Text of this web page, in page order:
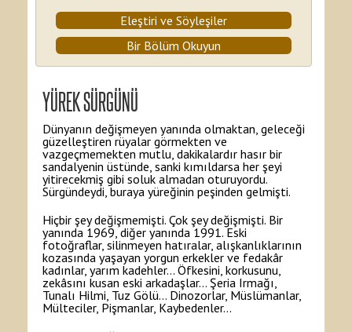
Eleştiri ve Söyleşiler
Bir Bölüm Okuyun
YÜREK SÜRGÜNÜ
Dünyanın değişmeyen yanında olmaktan, geleceği
güzelleştiren rüyalar görmekten ve
vazgeçmemekten mutlu, dakikalardır hasır bir
sandalyenin üstünde, sanki kımıldarsa her şeyi
yitirecekmiş gibi soluk almadan oturuyordu.
Sürgündeydi, buraya yüreğinin peşinden gelmişti.
Hiçbir şey değişmemişti. Çok şey değişmişti. Bir
yanında 1969, diğer yanında 1991. Eski
fotoğraflar, silinmeyen hatıralar, alışkanlıklarının
kozasında yaşayan yorgun erkekler ve fedakâr
kadınlar, yarım kadehler… Öfkesini, korkusunu,
zekâsını kusan eski arkadaşlar… Şeria Irmağı,
Tunalı Hilmi, Tuz Gölü… Dinozorlar, Müslümanlar,
Mülteciler, Pişmanlar, Kaybedenler…